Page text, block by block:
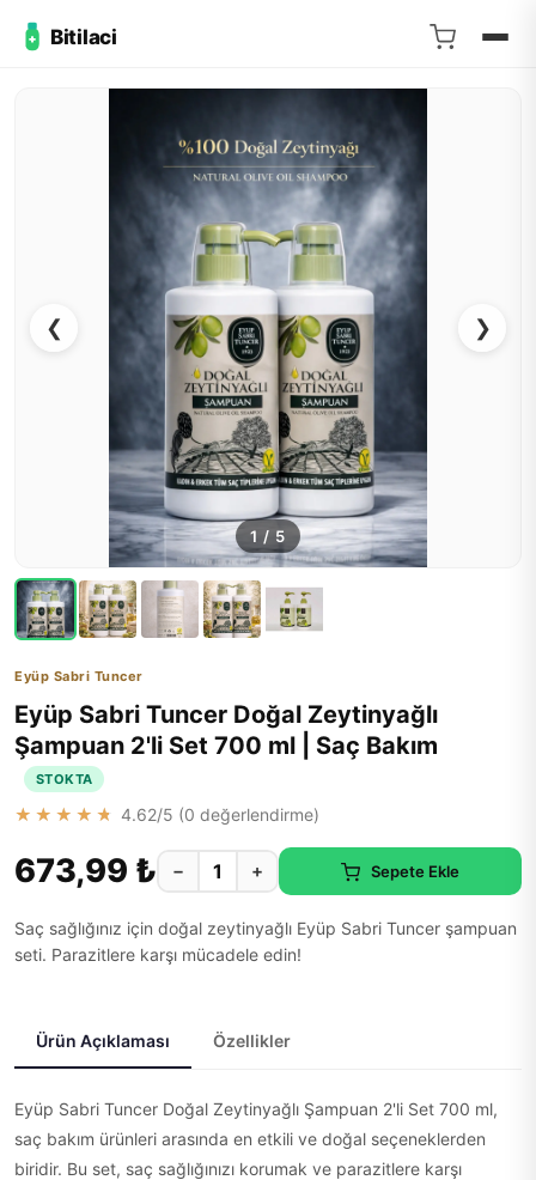
Bitilaci
❮ ❯
1 / 5
Eyüp Sabri Tuncer
Eyüp Sabri Tuncer Doğal Zeytinyağlı
Şampuan 2'li Set 700 ml | Saç Bakım
STOKTA
★★★★★ 4.62/5 (0 değerlendirme)
673,99 ₺ − + Sepete Ekle
Saç sağlığınız için doğal zeytinyağlı Eyüp Sabri Tuncer şampuan
seti. Parazitlere karşı mücadele edin!
Ürün Açıklaması Özellikler
Eyüp Sabri Tuncer Doğal Zeytinyağlı Şampuan 2'li Set 700 ml,
saç bakım ürünleri arasında en etkili ve doğal seçeneklerden
biridir. Bu set, saç sağlığınızı korumak ve parazitlere karşı